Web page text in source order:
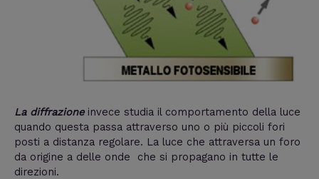
La diffrazione invece studia il comportamento della luce
quando questa passa attraverso uno o più piccoli fori
posti a distanza regolare. La luce che attraversa un foro
da origine a delle onde che si propagano in tutte le
direzioni.